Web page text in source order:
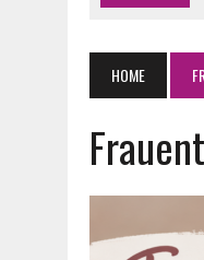
4. JUNI 2026 |
8. AUGUST 2026
HOME